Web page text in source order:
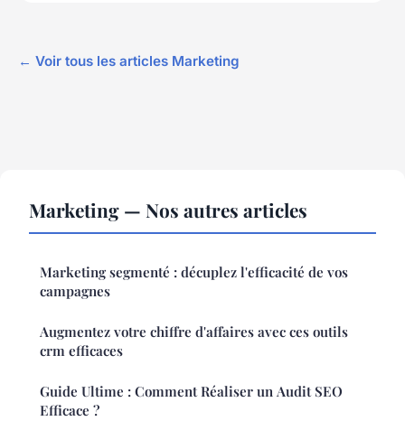
← Voir tous les articles Marketing
Marketing — Nos autres articles
Marketing segmenté : décuplez l'efficacité de vos
campagnes
Augmentez votre chiffre d'affaires avec ces outils
crm efficaces
Guide Ultime : Comment Réaliser un Audit SEO
Efficace ?